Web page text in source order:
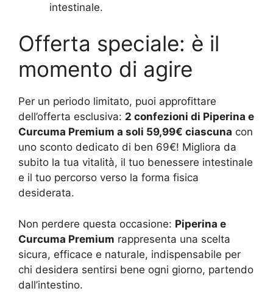
intestinale.
Offerta speciale: è il
momento di agire
Per un periodo limitato, puoi approfittare
dell’offerta esclusiva: 2 confezioni di Piperina e
Curcuma Premium a soli 59,99€ ciascuna con
uno sconto dedicato di ben 69€! Migliora da
subito la tua vitalità, il tuo benessere intestinale
e il tuo percorso verso la forma fisica
desiderata.
Non perdere questa occasione: Piperina e
Curcuma Premium rappresenta una scelta
sicura, efficace e naturale, indispensabile per
chi desidera sentirsi bene ogni giorno, partendo
dall’intestino.